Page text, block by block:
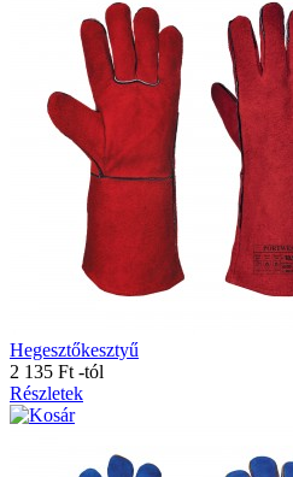
Hegesztőkesztyű
2 135 Ft -tól
Részletek